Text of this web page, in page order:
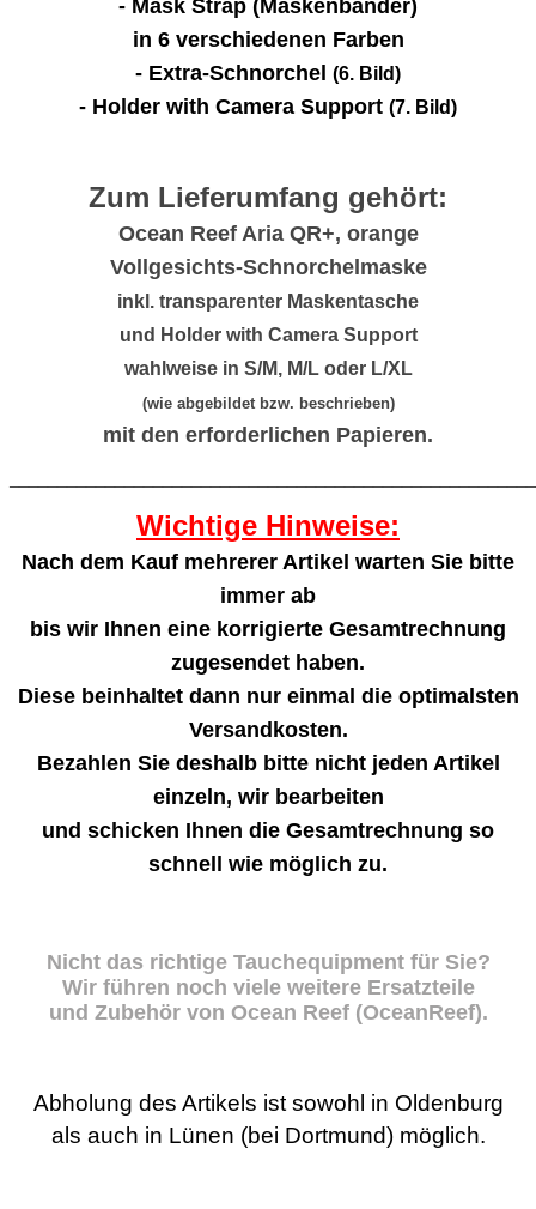
- Mask Strap (Maskenbänder)
in 6 verschiedenen Farben
- Extra-Schnorchel (6. Bild)
- Holder with Camera Support (7. Bild)
Zum Lieferumfang gehört:
Ocean Reef Aria QR+, orange
Vollgesichts-Schnorchelmaske
inkl. transparenter Maskentasche
und Holder with Camera Support
wahlweise in S/M, M/L oder L/XL
(wie abgebildet bzw. beschrieben)
mit den erforderlichen Papieren.
Wichtige Hinweise:
Nach dem Kauf mehrerer Artikel warten Sie bitte
immer ab
bis wir Ihnen eine korrigierte Gesamtrechnung
zugesendet haben.
Diese beinhaltet dann nur einmal die optimalsten
Versandkosten.
Bezahlen Sie deshalb bitte nicht jeden Artikel
einzeln, wir bearbeiten
und schicken Ihnen die Gesamtrechnung so
schnell wie möglich zu.
Nicht das richtige Tauchequipment für Sie?
Wir führen noch viele weitere Ersatzteile
und Zubehör von Ocean Reef (OceanReef).
Abholung des Artikels ist sowohl in Oldenburg
als auch in Lünen (bei Dortmund) möglich.